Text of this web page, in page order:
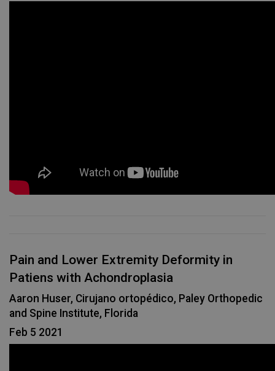
Pain and Lower Extremity Deformity in
Patiens with Achondroplasia
Aaron Huser, Cirujano ortopédico, Paley Orthopedic
and Spine Institute, Florida
Feb 5 2021